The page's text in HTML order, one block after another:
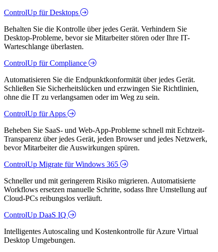
ControlUp für Desktops
Behalten Sie die Kontrolle über jedes Gerät. Verhindern Sie
Desktop-Probleme, bevor sie Mitarbeiter stören oder Ihre IT-
Warteschlange überlasten.
ControlUp für Compliance
Automatisieren Sie die Endpunktkonformität über jedes Gerät.
Schließen Sie Sicherheitslücken und erzwingen Sie Richtlinien,
ohne die IT zu verlangsamen oder im Weg zu sein.
ControlUp für Apps
Beheben Sie SaaS- und Web-App-Probleme schnell mit Echtzeit-
Transparenz über jedes Gerät, jeden Browser und jedes Netzwerk,
bevor Mitarbeiter die Auswirkungen spüren.
ControlUp Migrate für Windows 365
Schneller und mit geringerem Risiko migrieren. Automatisierte
Workflows ersetzen manuelle Schritte, sodass Ihre Umstellung auf
Cloud-PCs reibungslos verläuft.
ControlUp DaaS IQ
Intelligentes Autoscaling und Kostenkontrolle für Azure Virtual
Desktop Umgebungen.